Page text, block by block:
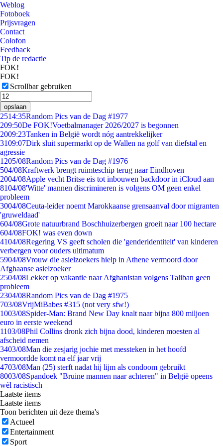
Weblog
Fotoboek
Prijsvragen
Contact
Colofon
Feedback
Tip de redactie
FOK!
FOK!
Scrollbar gebruiken
opslaan
2514:35Random Pics van de Dag #1977
209:50De FOK!Voetbalmanager 2026/2027 is begonnen
2009:23Tanken in België wordt nóg aantrekkelijker
3109:07Dirk sluit supermarkt op de Wallen na golf van diefstal en
agressie
1205/08Random Pics van de Dag #1976
504/08Kraftwerk brengt ruimteschip terug naar Eindhoven
2004/08Apple vecht Britse eis tot inbouwen backdoor in iCloud aan
8104/08'Witte' mannen discrimineren is volgens OM geen enkel
probleem
3004/08Ceuta-leider noemt Marokkaanse grensaanval door migranten
'gruweldaad'
604/08Grote natuurbrand Boschhuizerbergen groeit naar 100 hectare
604/08FOK! was even down
4104/08Regering VS geeft scholen die 'genderidentiteit' van kinderen
verbergen voor ouders ultimatum
5904/08Vrouw die asielzoekers hielp in Athene vermoord door
Afghaanse asielzoeker
2504/08Lekker op vakantie naar Afghanistan volgens Taliban geen
probleem
2304/08Random Pics van de Dag #1975
703/08VrijMiBabes #315 (not very sfw!)
1003/08Spider-Man: Brand New Day knalt naar bijna 800 miljoen
euro in eerste weekend
1103/08Phil Collins dronk zich bijna dood, kinderen moesten al
afscheid nemen
3403/08Man die zesjarig jochie met messteken in het hoofd
vermoordde komt na elf jaar vrij
4703/08Man (25) sterft nadat hij lijm als condoom gebruikt
8003/08Spandoek "Bruine mannen naar achteren" in België opeens
wèl racistisch
Laatste items
Laatste items
Toon berichten uit deze thema's
Actueel
Entertainment
Sport